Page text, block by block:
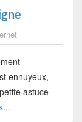
ennuyeux,
astuce